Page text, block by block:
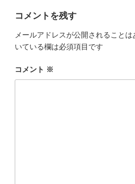
コメントを残す
メールアドレスが公開されることは
いている欄は必須項目です
コメント ※